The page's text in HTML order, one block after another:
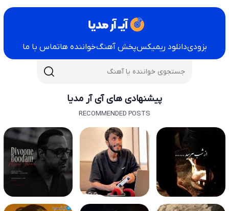
بزودیدانلود ریمیکسپخش آهنگخواننده هاتماس با ما
پیشنهادی های آی آر مدیا
RECOMMENDED POSTS